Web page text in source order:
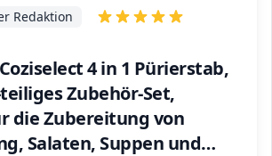
4 in 1 Pürierstab,
Zubehör-Set,
die Zubereitung von
Salaten, Suppen und
Redaktion